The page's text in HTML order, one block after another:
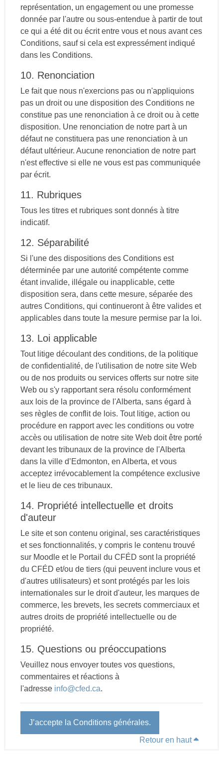
représentation, un engagement ou une promesse
donnée par l'autre ou sous-entendue à partir de tout
ce qui a été dit ou écrit entre vous et nous avant ces
Conditions, sauf si cela est expressément indiqué
dans les Conditions.
10. Renonciation
Le fait que nous n'exercions pas ou n'appliquions
pas un droit ou une disposition des Conditions ne
constitue pas une renonciation à ce droit ou à cette
disposition. Une renonciation de notre part à un
défaut ne constituera pas une renonciation à un
défaut ultérieur. Aucune renonciation de notre part
n'est effective si elle ne vous est pas communiquée
par écrit.
11. Rubriques
Tous les titres et rubriques sont donnés à titre
indicatif.
12. Séparabilité
Si l'une des dispositions des Conditions est
déterminée par une autorité compétente comme
étant invalide, illégale ou inapplicable, cette
disposition sera, dans cette mesure, séparée des
autres Conditions, qui continueront à être valides et
applicables dans toute la mesure permise par la loi.
13. Loi applicable
Tout litige découlant des conditions, de la politique
de confidentialité, de l'utilisation de notre site Web
ou de nos produits ou services offerts sur notre site
Web ou s'y rapportant sera résolu conformément
aux lois de la province de l'Alberta, sans égard à
ses règles de conflit de lois. Tout litige, action ou
procédure en rapport avec les conditions ou votre
accès ou utilisation de notre site Web doit être porté
devant les tribunaux de la province de l'Alberta
dans la ville d’Edmonton, en Alberta, et vous
acceptez irrévocablement la compétence exclusive
et le lieu de ces tribunaux.
14. Propriété intellectuelle et droits
d'auteur
Le site et son contenu original, ses caractéristiques
et ses fonctionnalités, y compris le contenu trouvé
sur Moodle et le Portail du CFÉD sont la propriété
du CFÉD et/ou de tiers (qui peuvent inclure vous et
d'autres utilisateurs) et sont protégés par les lois
internationales sur le droit d'auteur, les marques de
commerce, les brevets, les secrets commerciaux et
autres droits de propriété intellectuelle ou de
propriété.
15. Questions ou préoccupations
Veuillez nous envoyer toutes vos questions,
commentaires et réactions à
l'adresse info@cfed.ca.
J’accepte la Conditions générales.
Retour en haut